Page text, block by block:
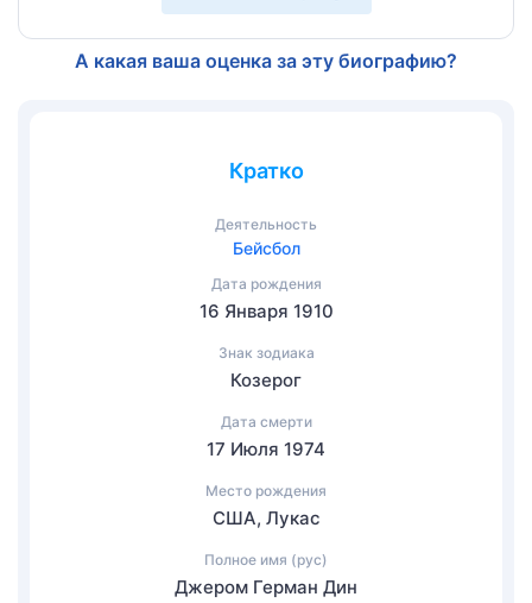
А какая ваша оценка за эту биографию?
Кратко
Деятельность
Бейсбол
Дата рождения
16 Января 1910
Знак зодиака
Козерог
Дата смерти
17 Июля 1974
Место рождения
США, Лукас
Полное имя (рус)
Джером Герман Дин